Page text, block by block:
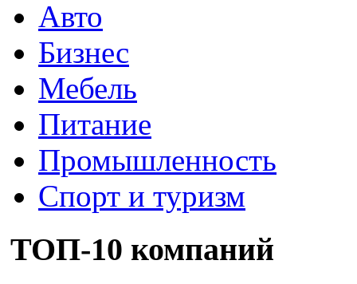
Авто
Бизнес
Мебель
Питание
Промышленность
Спорт и туризм
ТОП-10 компаний